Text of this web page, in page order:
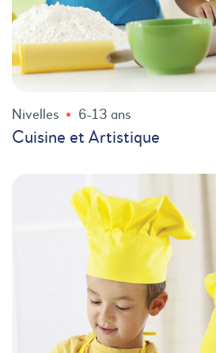
Nivelles 6-13 ans
Cuisine et Artistique